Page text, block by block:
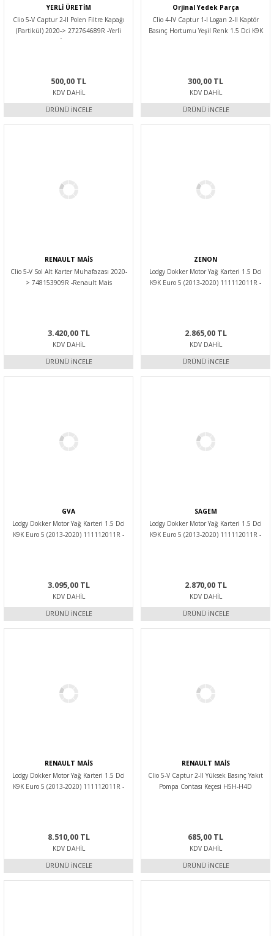
YERLİ ÜRETİM
Clio 5-V Captur 2-II Polen Filtre Kapağı
(Partikül) 2020-> 272764689R -Yerli
500,00 TL
KDV DAHIL
ÜRÜNÜ İNCELE
Orjinal Yedek Parça
Clio 4-IV Captur 1-I Logan 2-II Kaptör
Basınç Hortumu Yeşil Renk 1.5 Dci K9K
300,00 TL
KDV DAHIL
ÜRÜNÜ İNCELE
RENAULT MAİS
Clio 5-V Sol Alt Karter Muhafazası 2020-
> 748153909R -Renault Mais
3.420,00 TL
KDV DAHIL
ÜRÜNÜ İNCELE
ZENON
Lodgy Dokker Motor Yağ Karteri 1.5 Dci
K9K Euro 5 (2013-2020) 111112011R -
2.865,00 TL
KDV DAHIL
ÜRÜNÜ İNCELE
GVA
Lodgy Dokker Motor Yağ Karteri 1.5 Dci
K9K Euro 5 (2013-2020) 111112011R -
3.095,00 TL
KDV DAHIL
ÜRÜNÜ İNCELE
SAGEM
Lodgy Dokker Motor Yağ Karteri 1.5 Dci
K9K Euro 5 (2013-2020) 111112011R -
2.870,00 TL
KDV DAHIL
ÜRÜNÜ İNCELE
RENAULT MAİS
Lodgy Dokker Motor Yağ Karteri 1.5 Dci
K9K Euro 5 (2013-2020) 111112011R -
8.510,00 TL
KDV DAHIL
ÜRÜNÜ İNCELE
RENAULT MAİS
Clio 5-V Captur 2-II Yüksek Basınç Yakıt
Pompa Contası Keçesi H5H-H4D
685,00 TL
KDV DAHIL
ÜRÜNÜ İNCELE